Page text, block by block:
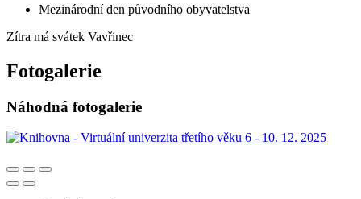
Mezinárodní den původního obyvatelstva
Zítra má svátek Vavřinec
Fotogalerie
Náhodná fotogalerie